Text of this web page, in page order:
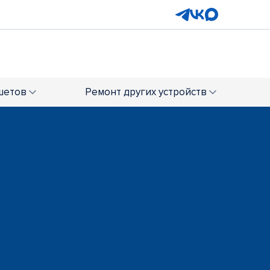
+7 (818) 260-43-03
Ремонт других устройств